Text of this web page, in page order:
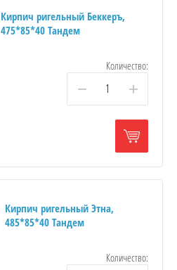
Кирпич ригельный Беккеръ,
475*85*40 Тандем
Количество:
− +
Кирпич ригельный Этна,
485*85*40 Тандем
Количество: